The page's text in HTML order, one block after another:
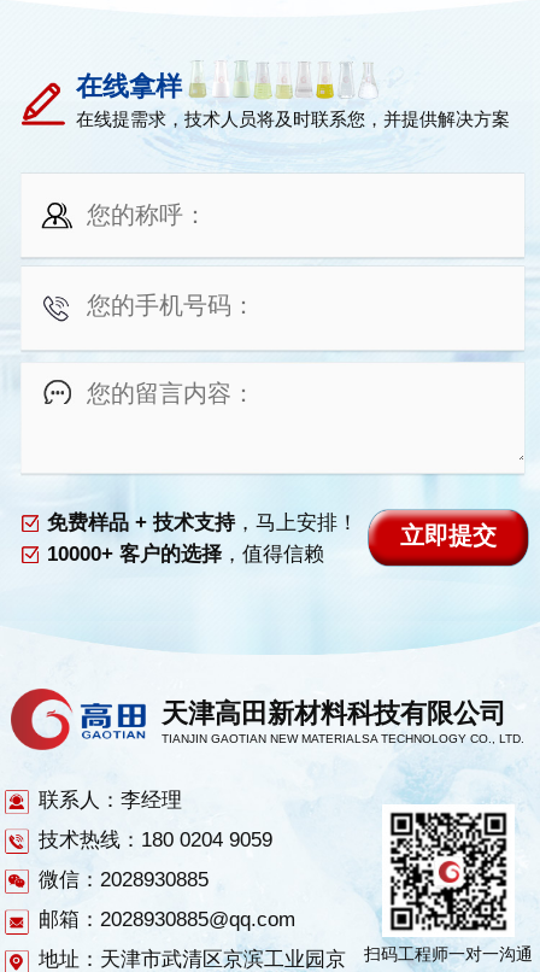
在线拿样
在线提需求，技术人员将及时联系您，并提供解决方案
免费样品 + 技术支持，马上安排！
10000+ 客户的选择，值得信赖
天津高田新材料科技有限公司
TIANJIN GAOTIAN NEW MATERIALSA TECHNOLOGY CO., LTD.
联系人：李经理
技术热线：180 0204 9059
微信：2028930885
邮箱：2028930885@qq.com
地址：天津市武清区京滨工业园京
扫码工程师一对一沟通